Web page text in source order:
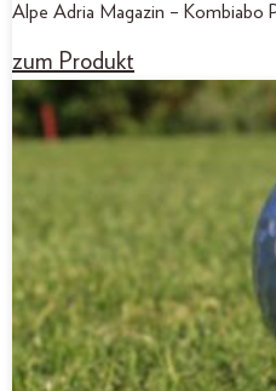
Alpe Adria Magazin – Kombiabo
zum Produkt